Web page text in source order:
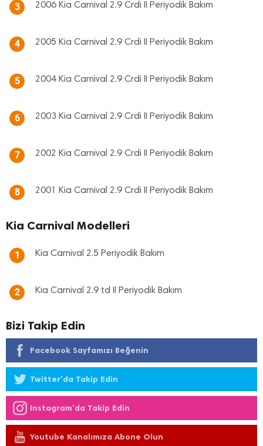
3 2006 Kia Carnival 2.9 Crdi II Periyodik Bakım
4 2005 Kia Carnival 2.9 Crdi II Periyodik Bakım
5 2004 Kia Carnival 2.9 Crdi II Periyodik Bakım
6 2003 Kia Carnival 2.9 Crdi II Periyodik Bakım
7 2002 Kia Carnival 2.9 Crdi II Periyodik Bakım
8 2001 Kia Carnival 2.9 Crdi II Periyodik Bakım
Kia Carnival Modelleri
1 Kia Carnival 2.5 Periyodik Bakım
2 Kia Carnival 2.9 td II Periyodik Bakım
Bizi Takip Edin
Facebook Sayfamızı Beğenin
Twitter'da Takip Edin
Instagram'da Takip Edin
Youtube Kanalımıza Abone Olun